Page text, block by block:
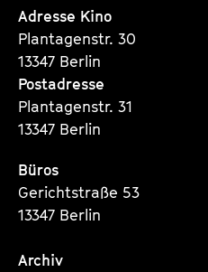
SeiteSeite
Adresse Kino
Plantagenstr. 30
13347 Berlin
Postadresse
Plantagenstr. 31
13347 Berlin
Büros
Gerichtstraße 53
13347 Berlin
Archiv